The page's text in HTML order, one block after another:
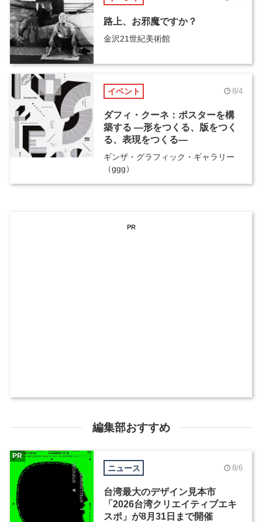
路上、お邪魔ですか？
金沢21世紀美術館
イベント 8/4
ダフィ・クーネ：ポスターを構
築する ―形をつくる、版をつく
る、表現をつくる―
ギンザ・グラフィック・ギャラリー
（ggg）
PR
編集部おすすめ
ニュース 8/6
台湾最大のデザイン見本市
「2026台湾クリエイティブエキ
スポ」が8月31日まで開催
PR